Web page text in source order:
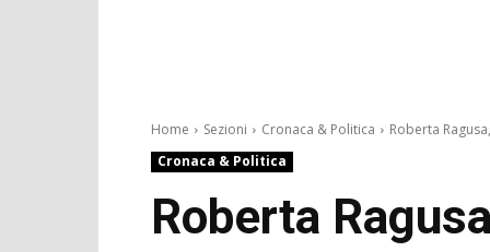
Home Sezioni Cronaca & Politica
Roberta
Cronaca & Politica
Roberta